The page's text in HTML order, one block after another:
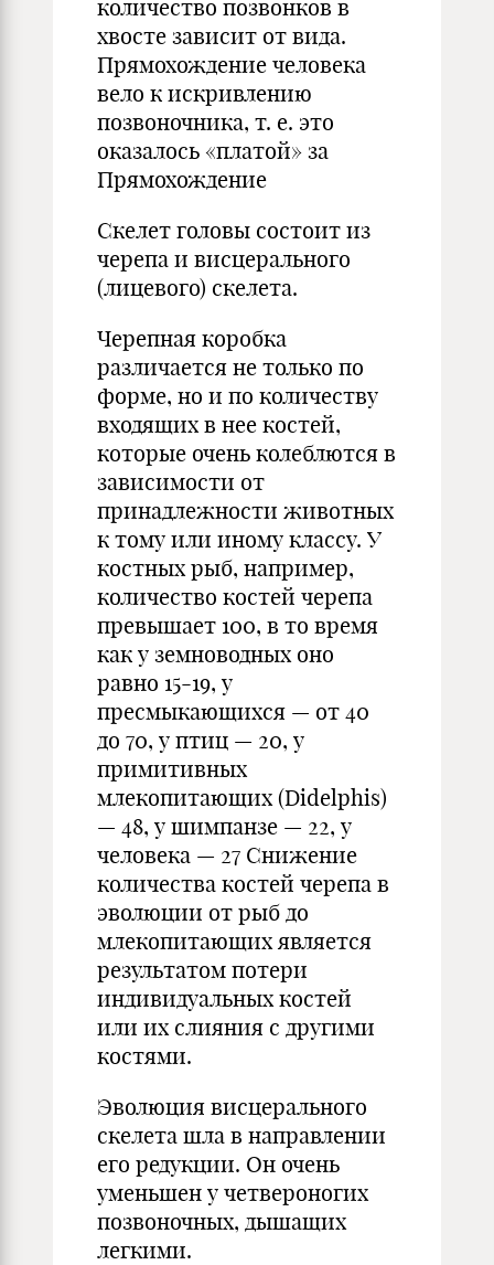
количество позвонков в
хвосте зависит от вида.
Прямохождение человека
вело к искривлению
позвоночника, т. е. это
оказалось «платой» за
Прямохождение
Скелет головы состоит из
черепа и висцерального
(лицевого) скелета.
Черепная коробка
различается не только по
форме, но и по количеству
входящих в нее костей,
которые очень колеблются в
зависимости от
принадлежности животных
к тому или иному классу. У
костных рыб, например,
количество костей черепа
превышает 100, в то время
как у земноводных оно
равно 15-19, у
пресмыкающихся — от 40
до 70, у птиц — 20, у
примитивных
млекопитающих (Didelphis)
— 48, у шимпанзе — 22, у
человека — 27 Снижение
количества костей черепа в
эволюции от рыб до
млекопитающих является
результатом потери
индивидуальных костей
или их слияния с другими
костями.
Эволюция висцерального
скелета шла в направлении
его редукции. Он очень
уменьшен у четвероногих
позвоночных, дышащих
легкими.